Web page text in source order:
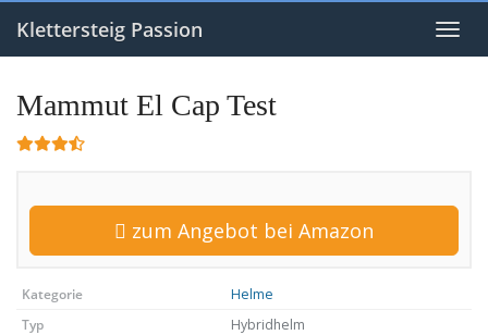
main
Klettersteig Passion
Mammut El Cap Test
zum Angebot bei Amazon
Kategorie
Helme
Typ
Hybridhelm